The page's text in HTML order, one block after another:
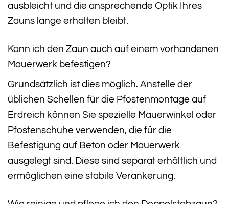
ausbleicht und die ansprechende Optik Ihres
Zauns lange erhalten bleibt.
Kann ich den Zaun auch auf einem vorhandenen
Mauerwerk befestigen?
Grundsätzlich ist dies möglich. Anstelle der
üblichen Schellen für die Pfostenmontage auf
Erdreich können Sie spezielle Mauerwinkel oder
Pfostenschuhe verwenden, die für die
Befestigung auf Beton oder Mauerwerk
ausgelegt sind. Diese sind separat erhältlich und
ermöglichen eine stabile Verankerung.